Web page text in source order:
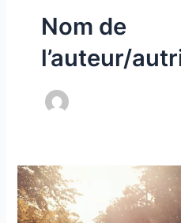
Nom de
l’auteur/
Robe
de
mariée